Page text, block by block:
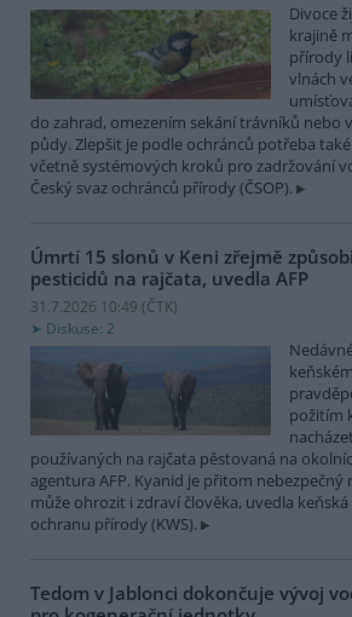
Divoce
krajině
přírody
vlnách
do zahrad, omezením sekání trávníků nebo
půdy. Zlepšit je podle ochránců potřeba
včetně systémových kroků pro zadržování
Český svaz ochránců přírody (ČSOP).
Úmrtí 15 slonů v Keni zřejmě
pesticidů na rajčata, uvedla AFP
31.7.2026 10:49 (ČTK)
Diskuse: 2
požitím
používaných na rajčata pěstovaná na
agentura AFP. Kyanid je přitom nebezpečný
může ohrozit i zdraví člověka, uvedla
ochranu přírody (KWS).
Tedom v Jablonci dokončuje vývoj